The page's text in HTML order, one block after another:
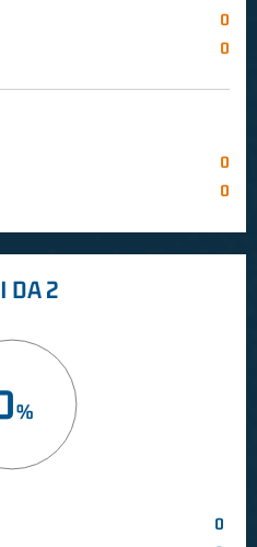
0
0
0
0
DA 2
0